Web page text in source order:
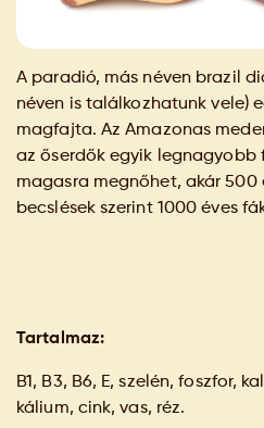
A paradió, más néven brazil
néven is találkozhatunk vele)
magfajta. Az Amazonas
az őserdők egyik
magasra megnőhet, akár 500
becslések szerint 1000 éves
Tartalmaz:
B1, B3, B6, E, szelén, foszfor,
kálium, cink, vas, réz.